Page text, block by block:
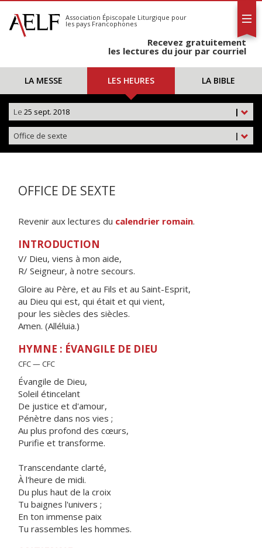
S'abonner
Calendrier
Association Épiscopale Liturgique pour
les pays Francophones
Recevez gratuitement
les lectures du jour par courriel
LA MESSE LES HEURES LA BIBLE
|
Le 25 sept. 2018
|
Office de sexte
OFFICE DE SEXTE
Revenir aux lectures du calendrier romain.
INTRODUCTION
V/ Dieu, viens à mon aide,
R/ Seigneur, à notre secours.
Gloire au Père, et au Fils et au Saint-Esprit,
au Dieu qui est, qui était et qui vient,
pour les siècles des siècles.
Amen. (Alléluia.)
HYMNE : ÉVANGILE DE DIEU
CFC — CFC
Évangile de Dieu,
Soleil étincelant
De justice et d'amour,
Pénètre dans nos vies ;
Au plus profond des cœurs,
Purifie et transforme.
Transcendante clarté,
À l'heure de midi.
Du plus haut de la croix
Tu baignes l'univers ;
En ton immense paix
Tu rassembles les hommes.